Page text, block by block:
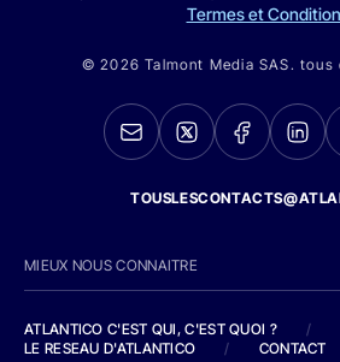
Termes et
© 2026 Talmont Media SAS. tous
MIEUX NOUS CONNAITRE
ATLANTICO C'EST QUI, C'EST QUOI ?
/
LE RESEAU D'ATLANTICO
/ CONTACT